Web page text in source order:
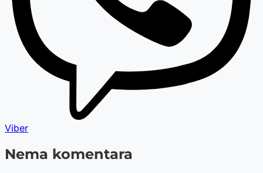
Viber
Nema komentara